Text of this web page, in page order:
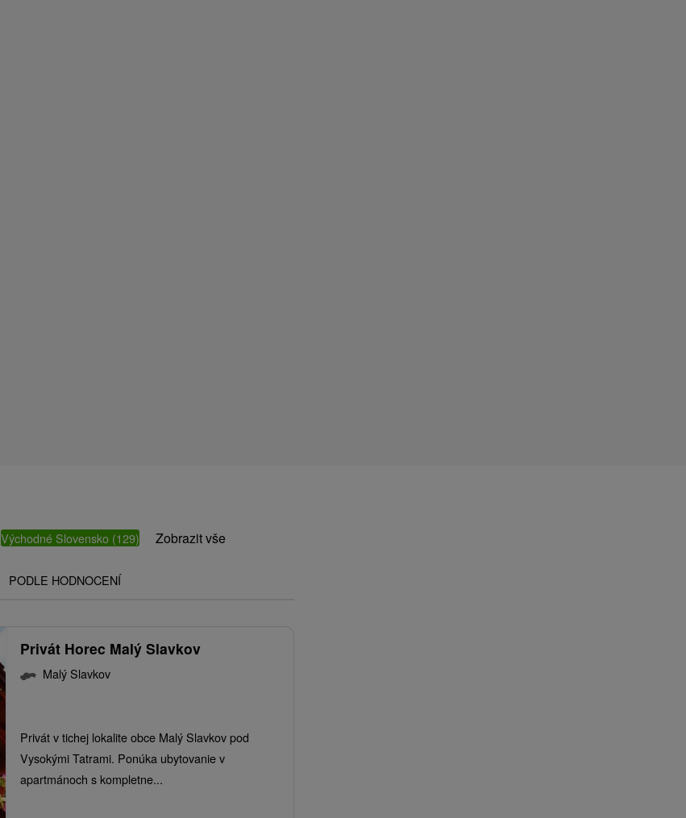
Východné Slovensko (129) Zobrazit vše
PODLE HODNOCENÍ
Privát Horec Malý Slavkov
Malý Slavkov
Privát v tichej lokalite obce Malý Slavkov pod
Vysokými Tatrami. Ponúka ubytovanie v
apartmánoch s kompletne...